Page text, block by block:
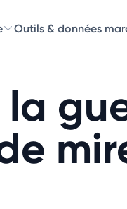
Outils & données
la
nos
les newsletters